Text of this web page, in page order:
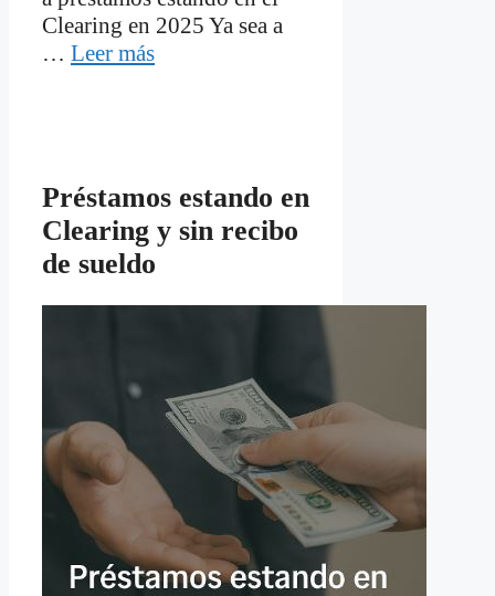
Clearing en 2025 Ya sea a
… Leer más
Préstamos estando en
Clearing y sin recibo
de sueldo